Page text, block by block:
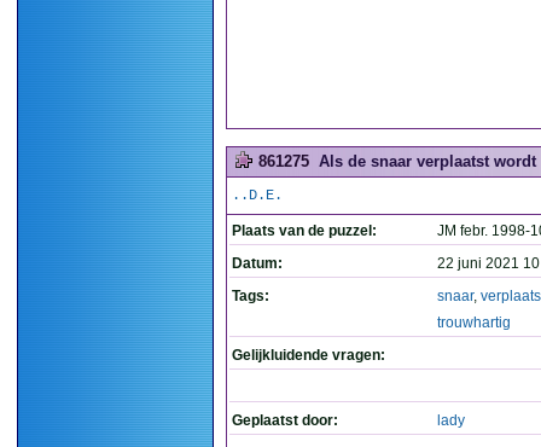
861275 Als de snaar verplaatst
..D.E.
Plaats van de puzzel:
JM febr. 1998-
Datum:
22 juni 2021
Tags:
snaar,
trouwhartig
Gelijkluidende vragen:
Geplaatst door: lady